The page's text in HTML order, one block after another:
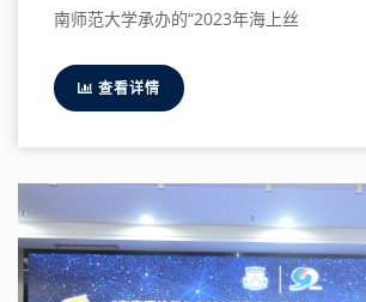
南师范大学承办的“2023年海上丝
查看详情